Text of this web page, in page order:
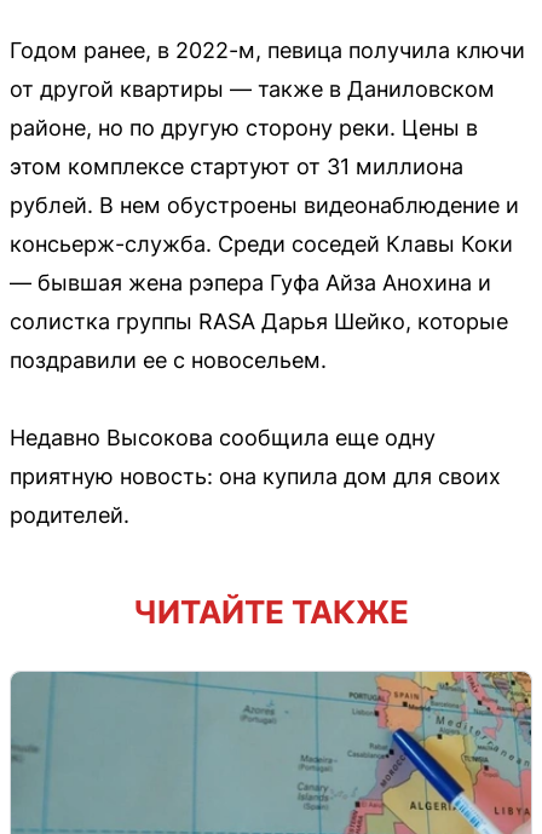
Годом ранее, в 2022-м, певица получила ключи
от другой квартиры — также в Даниловском
районе, но по другую сторону реки. Цены в
этом комплексе стартуют от 31 миллиона
рублей. В нем обустроены видеонаблюдение и
консьерж-служба. Среди соседей Клавы Коки
— бывшая жена рэпера Гуфа Айза Анохина и
солистка группы RASA Дарья Шейко, которые
поздравили ее с новосельем.
Недавно Высокова сообщила еще одну
приятную новость: она купила дом для своих
родителей.
ЧИТАЙТЕ ТАКЖЕ